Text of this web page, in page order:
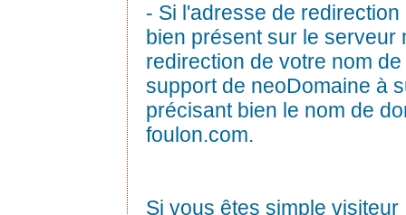
- Si l'adresse de
bien présent sur le serveur
redirection de votre nom
support de neoDomaine à
précisant bien le nom de
foulon.com.
Si vous êtes simple visiteur